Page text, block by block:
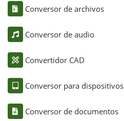
Conversor de archivos
Conversor de audio
Convertidor CAD
Conversor para dispositivos
Conversor de documentos